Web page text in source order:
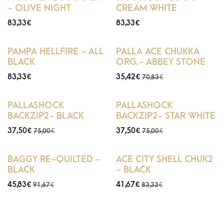
- OLIVE NIGHT
83,33€
CREAM WHITE
83,33€
PAMPA HELLFIRE - ALL
BLACK
83,33€
PALLA ACE CHUKKA
ORG.- ABBEY STONE
35,42€ 70,83€
PALLASHOCK
BACKZIP2- BLACK
37,50€ 75,00€
PALLASHOCK
BACKZIP2- STAR WHITE
37,50€ 75,00€
Dernière pointure 37
BAGGY RE-QUILTED -
BLACK
45,83€ 91,67€ En rupture de stock
ACE CITY SHELL CHUK2
- BLACK
41,67€ 83,33€